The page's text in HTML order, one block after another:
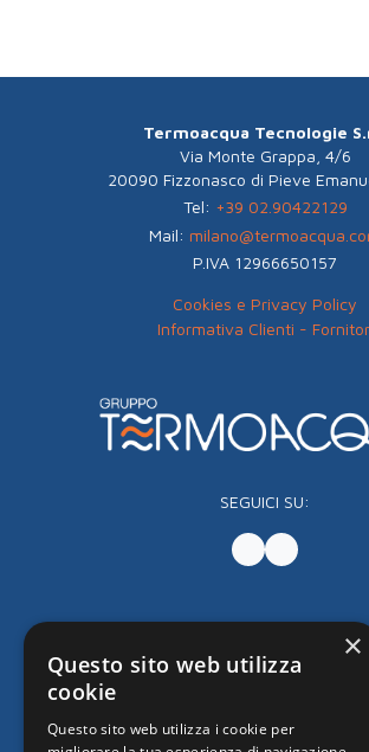
Termoacqua Tecnologie
Via Monte Grappa, 4/6
20090 Fizzonasco di Pieve
Tel: +39 02.90422129
Mail:
P.IVA 12966650157
Cookies e Privacy Policy
Informativa Clienti -
SEGUICI SU:
×
Questo sito web utilizza
cookie
Questo sito web utilizza i cookie per